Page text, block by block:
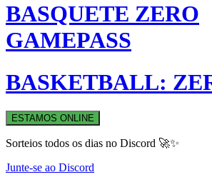
BASQUETE ZERO
GAMEPASS
BASKETBALL:
ESTAMOS ONLINE
Sorteios todos os dias no Discord 🚀✨
Junte-se ao Discord